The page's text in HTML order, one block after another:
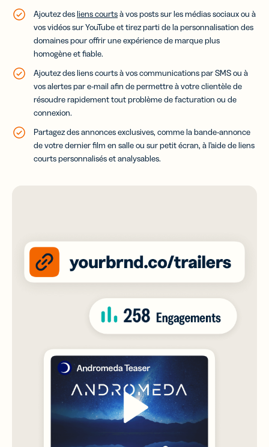
Ajoutez desliens courtsà vos posts sur les médias sociaux ou à
vos vidéos sur YouTube et tirez parti de la personnalisation des
domaines pour offrir une expérience de marque plus
homogène et fiable.
Ajoutez des liens courts à vos communications par SMS ou à
vos alertes par e-mail afin de permettre à votre clientèle de
résoudre rapidement tout problème de facturation ou de
connexion.
Partagez des annonces exclusives, comme la bande-annonce
de votre dernier film en salle ou sur petit écran, à l’aide de liens
courts personnalisés et analysables.